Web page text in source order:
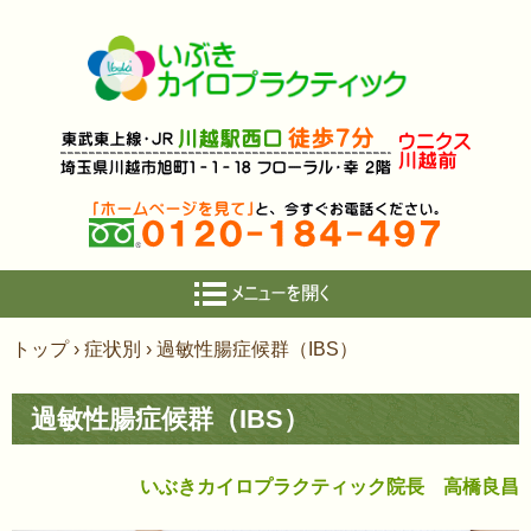
ン
テ
ツ
トップ › 症状別 › 過敏性腸症候群（IBS）
過敏性腸症候群（IBS）
いぶきカイロプラクティック院長 高橋良昌